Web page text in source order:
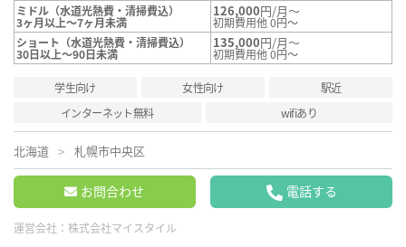
ミドル（水道光熱費・清掃費込）
3ヶ月以上～7ヶ月未満
126,000円/月～
初期費用他 0円～
ショート（水道光熱費・清掃費込）
30日以上～90日未満
135,000円/月～
初期費用他 0円～
学生向け 女性向け
駅近
インターネット無料
wifiあり
北海道 札幌市中央区
お問合わせ 電話する
運営会社： 株式会社マイスタイル